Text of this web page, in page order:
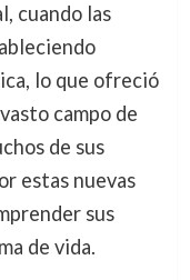
cuando las
lo que ofreció
campo de
de sus
estas nuevas
sus
de vida.